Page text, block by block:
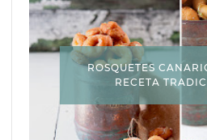
ROSQUETES
RECETA